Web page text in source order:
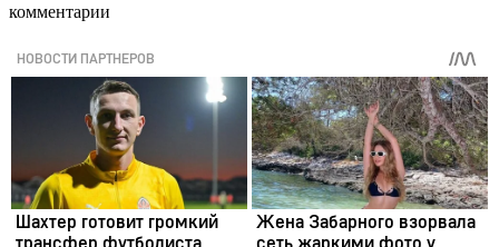
комментарии